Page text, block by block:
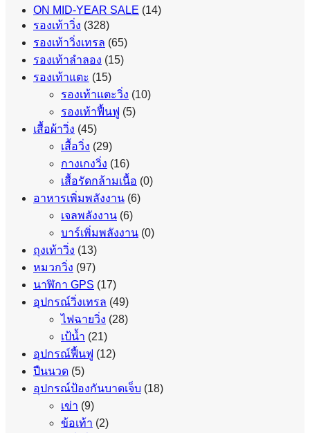
ON MID-YEAR SALE (14)
รองเท้าวิ่ง (328)
รองเท้าวิ่งเทรล (65)
รองเท้าลำลอง (15)
รองเท้าแตะ (15)
รองเท้าแตะวิ่ง (10)
รองเท้าฟื้นฟู (5)
เสื้อผ้าวิ่ง (45)
เสื้อวิ่ง (29)
กางเกงวิ่ง (16)
เสื้อรัดกล้ามเนื้อ (0)
อาหารเพิ่มพลังงาน (6)
เจลพลังงาน (6)
บาร์เพิ่มพลังงาน (0)
ถุงเท้าวิ่ง (13)
หมวกวิ่ง (97)
นาฬิกา GPS (17)
อุปกรณ์วิ่งเทรล (49)
ไฟฉายวิ่ง (28)
เป้น้ำ (21)
อุปกรณ์ฟื้นฟู (12)
ปืนนวด (5)
อุปกรณ์ป้องกันบาดเจ็บ (18)
เข่า (9)
ข้อเท้า (2)